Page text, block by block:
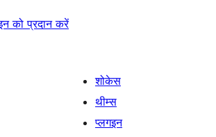
को प्रदान करें
शोकेस
थीम्स
प्लगइन